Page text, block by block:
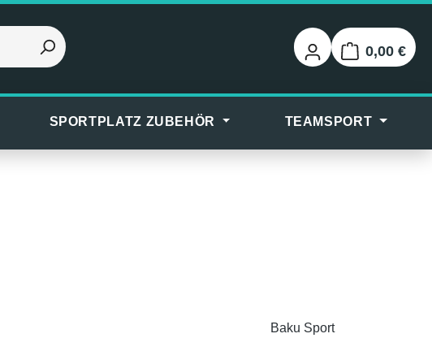
0,00 €
SPORTPLATZ ZUBEHÖR TEAMSPORT
Baku Sport